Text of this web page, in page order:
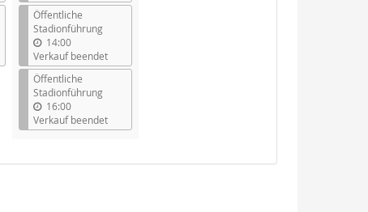
Öffentliche
Stadionführung
14:00
Verkauf beendet
Öffentliche
Stadionführung
16:00
Verkauf beendet